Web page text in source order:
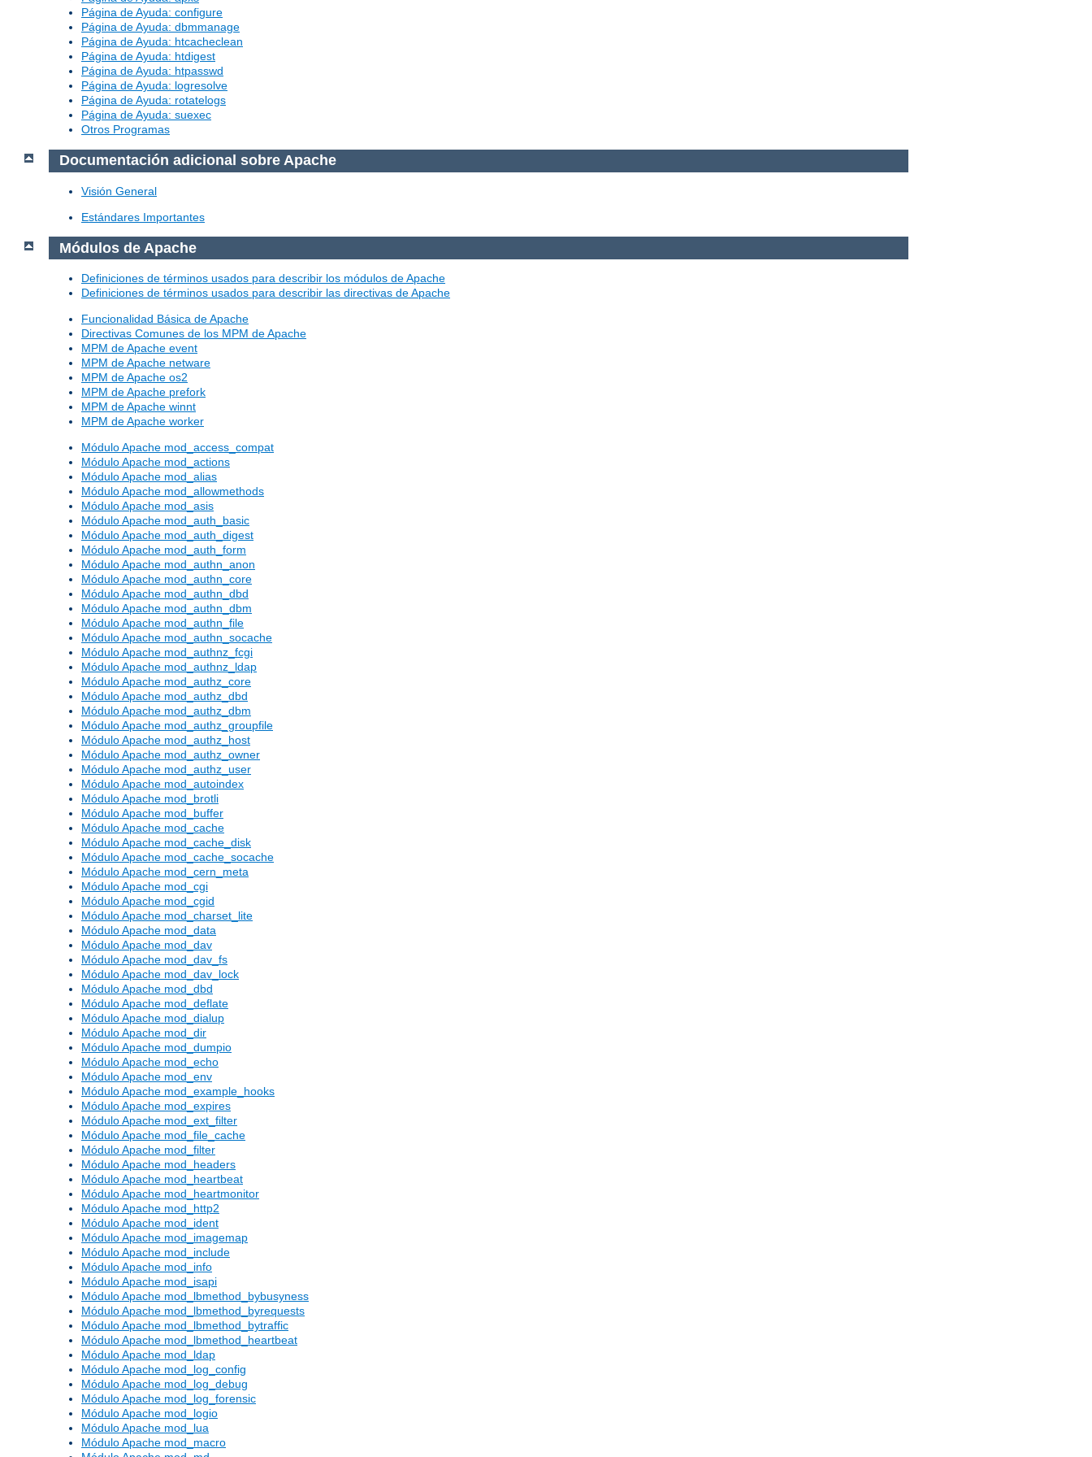
Página de Ayuda: configure
Página de Ayuda: dbmmanage
Página de Ayuda: htcacheclean
Página de Ayuda: htdigest
Página de Ayuda: htpasswd
Página de Ayuda: logresolve
Página de Ayuda: rotatelogs
Página de Ayuda: suexec
Otros Programas
Documentación adicional sobre Apache
Visión General
Estándares Importantes
Módulos de Apache
Definiciones de términos usados para describir los módulos de Apache
Definiciones de términos usados para describir las directivas de Apache
Funcionalidad Básica de Apache
Directivas Comunes de los MPM de Apache
MPM de Apache event
MPM de Apache netware
MPM de Apache os2
MPM de Apache prefork
MPM de Apache winnt
MPM de Apache worker
Módulo Apache mod_access_compat
Módulo Apache mod_actions
Módulo Apache mod_alias
Módulo Apache mod_allowmethods
Módulo Apache mod_asis
Módulo Apache mod_auth_basic
Módulo Apache mod_auth_digest
Módulo Apache mod_auth_form
Módulo Apache mod_authn_anon
Módulo Apache mod_authn_core
Módulo Apache mod_authn_dbd
Módulo Apache mod_authn_dbm
Módulo Apache mod_authn_file
Módulo Apache mod_authn_socache
Módulo Apache mod_authnz_fcgi
Módulo Apache mod_authnz_ldap
Módulo Apache mod_authz_core
Módulo Apache mod_authz_dbd
Módulo Apache mod_authz_dbm
Módulo Apache mod_authz_groupfile
Módulo Apache mod_authz_host
Módulo Apache mod_authz_owner
Módulo Apache mod_authz_user
Módulo Apache mod_autoindex
Módulo Apache mod_brotli
Módulo Apache mod_buffer
Módulo Apache mod_cache
Módulo Apache mod_cache_disk
Módulo Apache mod_cache_socache
Módulo Apache mod_cern_meta
Módulo Apache mod_cgi
Módulo Apache mod_cgid
Módulo Apache mod_charset_lite
Módulo Apache mod_data
Módulo Apache mod_dav
Módulo Apache mod_dav_fs
Módulo Apache mod_dav_lock
Módulo Apache mod_dbd
Módulo Apache mod_deflate
Módulo Apache mod_dialup
Módulo Apache mod_dir
Módulo Apache mod_dumpio
Módulo Apache mod_echo
Módulo Apache mod_env
Módulo Apache mod_example_hooks
Módulo Apache mod_expires
Módulo Apache mod_ext_filter
Módulo Apache mod_file_cache
Módulo Apache mod_filter
Módulo Apache mod_headers
Módulo Apache mod_heartbeat
Módulo Apache mod_heartmonitor
Módulo Apache mod_http2
Módulo Apache mod_ident
Módulo Apache mod_imagemap
Módulo Apache mod_include
Módulo Apache mod_info
Módulo Apache mod_isapi
Módulo Apache mod_lbmethod_bybusyness
Módulo Apache mod_lbmethod_byrequests
Módulo Apache mod_lbmethod_bytraffic
Módulo Apache mod_lbmethod_heartbeat
Módulo Apache mod_ldap
Módulo Apache mod_log_config
Módulo Apache mod_log_debug
Módulo Apache mod_log_forensic
Módulo Apache mod_logio
Módulo Apache mod_lua
Módulo Apache mod_macro